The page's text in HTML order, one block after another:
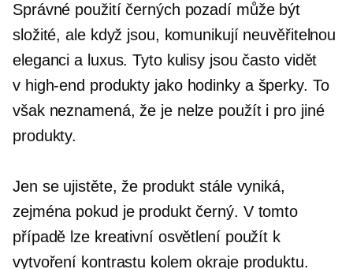
Správné použití černých pozadí může být
složité, ale když jsou, komunikují neuvěřitelnou
eleganci a luxus. Tyto kulisy jsou často vidět
v high-end produkty jako hodinky a šperky. To
však neznamená, že je nelze použít i pro jiné
produkty.
Jen se ujistěte, že produkt stále vyniká,
zejména pokud je produkt černý. V tomto
případě lze kreativní osvětlení použít k
vytvoření kontrastu kolem okraje produktu.